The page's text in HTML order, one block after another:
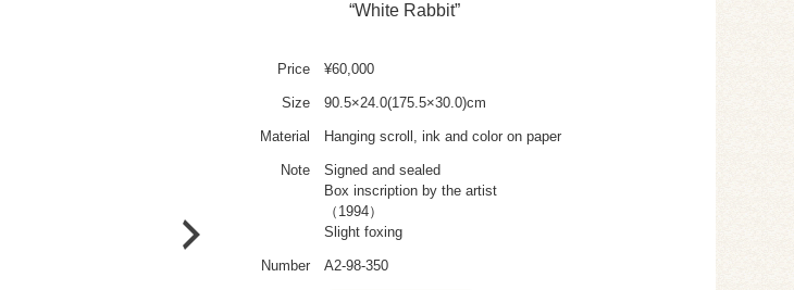
“White Rabbit”
Price ¥60,000
Size 90.5×24.0(175.5×30.0)cm
Material Hanging scroll, ink and color on paper
Note
Signed and sealed
Box inscription by the artist
（1994）
Slight foxing
Number A2-98-350